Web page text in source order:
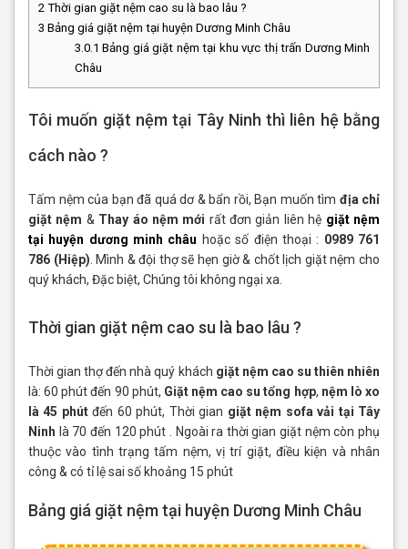
2 Thời gian giặt nệm cao su là bao lâu ?
3 Bảng giá giặt nệm tại huyện Dương Minh Châu
3.0.1 Bảng giá giặt nệm tại khu vực thị trấn Dương Minh
Châu
Tôi muốn giặt nệm tại Tây Ninh thì liên hệ bằng
cách nào ?
Tấm nệm của bạn đã quá dơ & bẩn rồi, Bạn muốn tìm địa chỉ
giặt nệm & Thay áo nệm mới rất đơn giản liên hệ giặt nệm
tại huyện dương minh châu hoặc số điện thoại : 0989 761
786 (Hiệp). Mình & đội thợ sẽ hẹn giờ & chốt lịch giặt nệm cho
quý khách, Đặc biệt, Chúng tôi không ngại xa.
Thời gian giặt nệm cao su là bao lâu ?
Thời gian thợ đến nhà quý khách giặt nệm cao su thiên nhiên
là: 60 phút đến 90 phút, Giặt nệm cao su tổng hợp, nệm lò xo
là 45 phútđến 60 phút, Thời gian giặt nệm sofa vải tại Tây
Ninh là 70 đến 120 phút . Ngoài ra thời gian giặt nệm còn phụ
thuộc vào tình trạng tấm nệm, vị trí giặt, điều kiện và nhân
công & có tỉ lệ sai số khoảng 15 phút
Bảng giá giặt nệm tại huyện Dương Minh Châu